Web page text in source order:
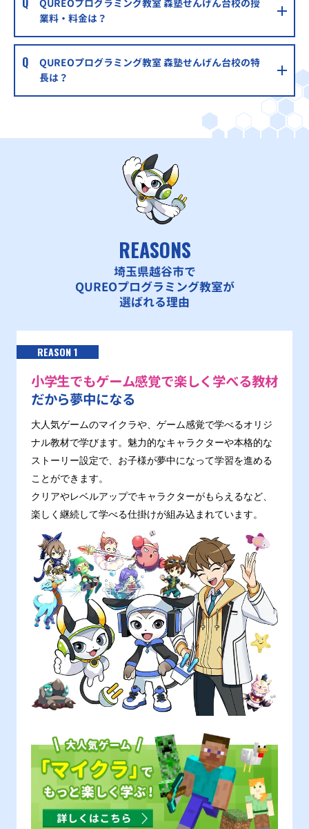
QUREOプログラミング教室 森塾せんげん台校の授
業料・料金は？
QUREOプログラミング教室 森塾せんげん台校の特
長は？
REASONS
埼玉県越谷市で
QUREOプログラミング教室が
選ばれる理由
REASON 1
小学生でもゲーム感覚で楽しく学べる教材
だから夢中になる
大人気ゲームのマイクラや、ゲーム感覚で学べるオリジ
ナル教材で学びます。魅力的なキャラクターや本格的な
ストーリー設定で、お子様が夢中になって学習を進める
ことができます。
クリアやレベルアップでキャラクターがもらえるなど、
楽しく継続して学べる仕掛けが組み込まれています。